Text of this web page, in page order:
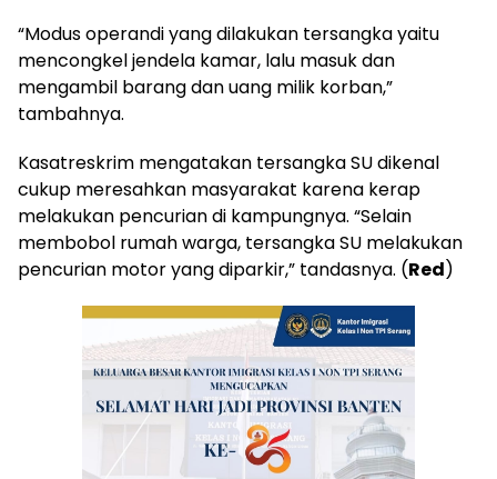
“Modus operandi yang dilakukan tersangka yaitu
mencongkel jendela kamar, lalu masuk dan
mengambil barang dan uang milik korban,”
tambahnya.
Kasatreskrim mengatakan tersangka SU dikenal
cukup meresahkan masyarakat karena kerap
melakukan pencurian di kampungnya. “Selain
membobol rumah warga, tersangka SU melakukan
pencurian motor yang diparkir,” tandasnya. (Red)